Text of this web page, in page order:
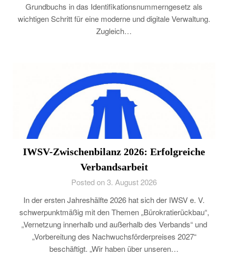
Grundbuchs in das Identifikationsnummerngesetz als
wichtigen Schritt für eine moderne und digitale Verwaltung.
Zugleich…
IWSV-Zwischenbilanz 2026: Erfolgreiche
Verbandsarbeit
Posted on 3. August 2026
In der ersten Jahreshälfte 2026 hat sich der IWSV e. V.
schwerpunktmäßig mit den Themen „Bürokratierückbau“,
„Vernetzung innerhalb und außerhalb des Verbands“ und
„Vorbereitung des Nachwuchsförderpreises 2027“
beschäftigt. „Wir haben über unseren…